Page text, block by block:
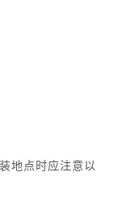
地点时应注意以